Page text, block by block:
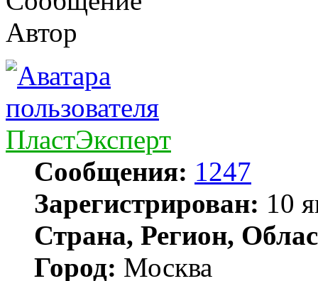
Автор
ПластЭксперт
Сообщения: 1247
Зарегистрирован: 10
Страна, Регион,
Город: Москва